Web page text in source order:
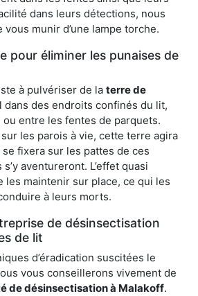
dans leurs détections, nous
munir d’une lampe torche.
pour éliminer les punaises de
à pulvériser de la terre de
dans des endroits confinés du lit,
entre les fentes de parquets.
les parois à vie, cette terre agira
fixera sur les pattes de ces
aventureront. L’effet quasi
les maintenir sur place, ce qui les
à leurs morts.
de désinsectisation
de lit
d’éradication suscitées le
vous conseillerons vivement de
de désinsectisation à Malakoff.